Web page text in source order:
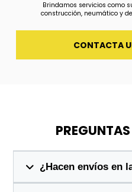
Brindamos servicios como
construcción, neumático y
CONTACTA
¿Hacen envíos en